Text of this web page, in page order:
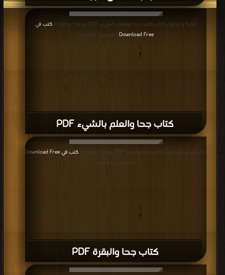
كتاب جحا والعلم بالشيء PDF
قراءة و تحميل كتاب كتاب جحا والعلم بالشيء PDF مجانا | مكتبة >
كتب في
Download Free
| التحميل : مرة/مرات
كتاب جحا والبقرة PDF
قراءة و تحميل كتاب كتاب جحا والبقرة PDF مجانا | مكتبة > كتب في Download Free
| التحميل : مرة/مرات